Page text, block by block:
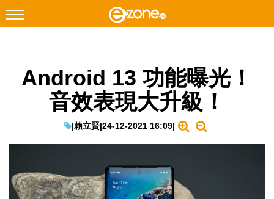
Facebook Instagram
遊戲動漫
教學評測
EduTech
Android 13 功能曝光！
音效表現大升級！
|賴立賢|24-12-2021 16:09|